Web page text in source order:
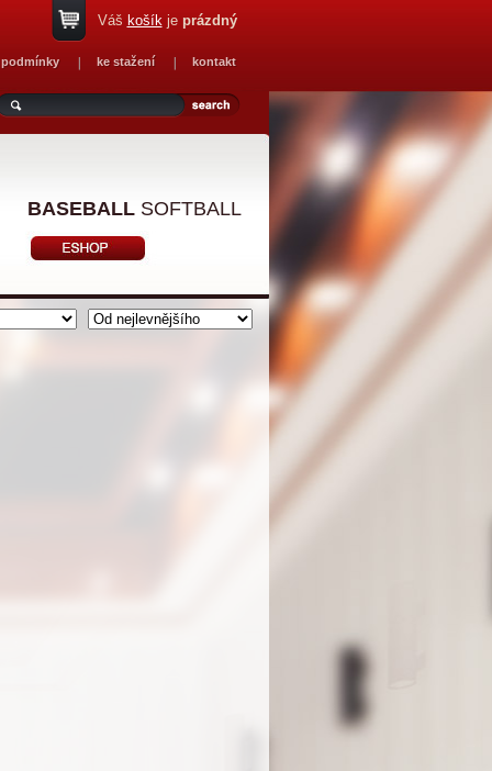
ke stažení kontakt
Váš košíkje prázdný
BASEBALLSOFTBALL